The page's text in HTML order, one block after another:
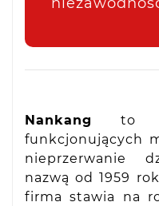
Nankang
to
funkcjonujących
nieprzerwanie
nazwą od 1959
firma stawia na